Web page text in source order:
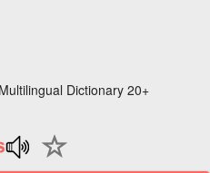
Dictionary 20+